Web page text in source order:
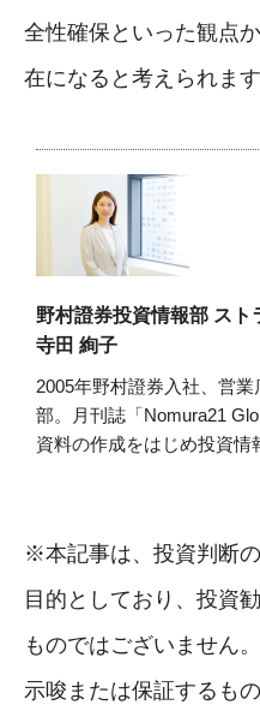
全性確保といった観点
在になると考えられます
野村證券投資情報部 スト
寺田 絢子
2005年野村證券入社、営
部。月刊誌「Nomura21
資料の作成をはじめ投資情
※本記事は、投資判断
目的としており、投資
ものではございません
示唆または保証するも